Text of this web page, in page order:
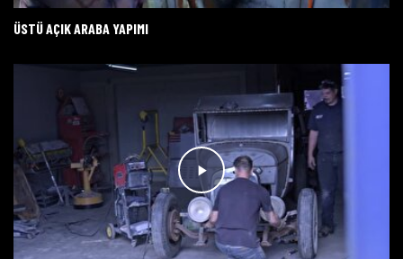
ÜSTÜ AÇIK ARABA YAPIMI